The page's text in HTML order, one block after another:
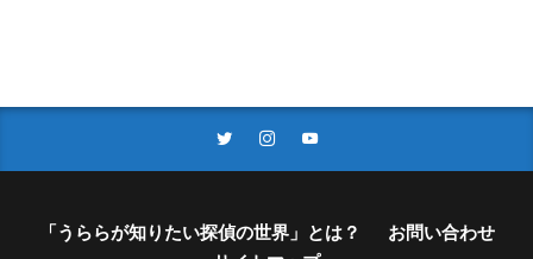
「うららが知りたい探偵の世界」とは？
お問い合わせ